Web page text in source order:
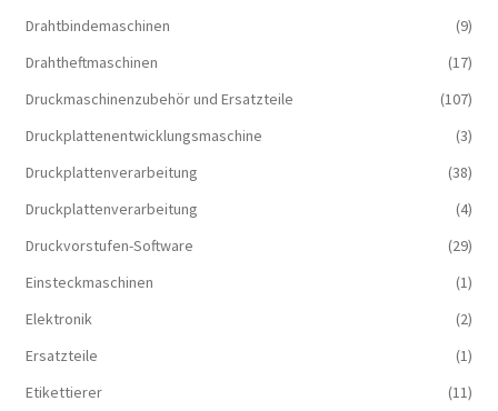
Drahtbindemaschinen
(9)
Drahtheftmaschinen
(17)
Druckmaschinenzubehör und Ersatzteile
(107)
Druckplattenentwicklungsmaschine
(3)
Druckplattenverarbeitung
(38)
Druckplattenverarbeitung
(4)
Druckvorstufen-Software
(29)
Einsteckmaschinen
(1)
Elektronik
(2)
Ersatzteile
(1)
Etikettierer
(11)